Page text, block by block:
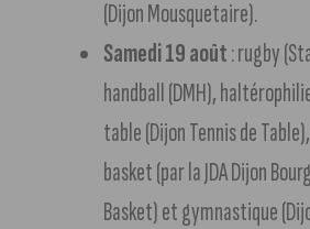
(Dijon Mousquetaire).
Samedi 19 août: rugby
handball (DMH),
table (Dijon Tennis de
basket (par la JDA Dijon
Basket) et gymnastique